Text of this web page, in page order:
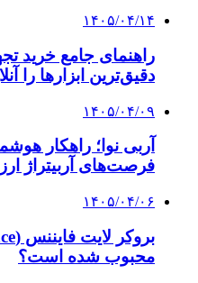
۱۴۰۵/۰۴/۱۴
راهنمای جامع خرید
دقیق‌ترین ابزارها را
۱۴۰۵/۰۴/۰۹
آربی نوا؛ راهکار
فرصت‌های آربیتراژ
۱۴۰۵/۰۴/۰۶
محبوب شده است؟